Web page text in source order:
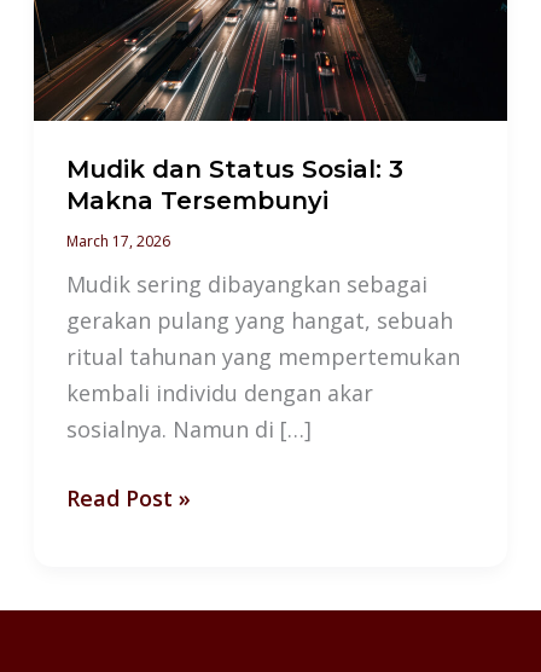
Mudik dan Status Sosial: 3
Makna Tersembunyi
March 17, 2026
Mudik sering dibayangkan sebagai
gerakan pulang yang hangat, sebuah
ritual tahunan yang mempertemukan
kembali individu dengan akar
sosialnya. Namun di […]
Makna
Tersembunyi
Read Post »